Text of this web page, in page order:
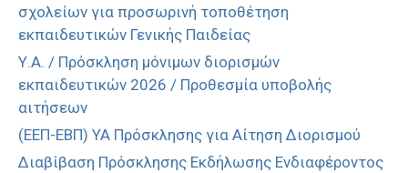
σχολείων για προσωρινή τοποθέτηση
εκπαιδευτικών Γενικής Παιδείας
Υ.Α. / Πρόσκληση μόνιμων διορισμών
εκπαιδευτικών 2026 / Προθεσμία υποβολής
αιτήσεων
(ΕΕΠ-ΕΒΠ) ΥΑ Πρόσκλησης για Αίτηση Διορισμού
Διαβίβαση Πρόσκλησης Εκδήλωσης Ενδιαφέροντος